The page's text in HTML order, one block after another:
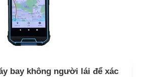
bay không người lái để xác